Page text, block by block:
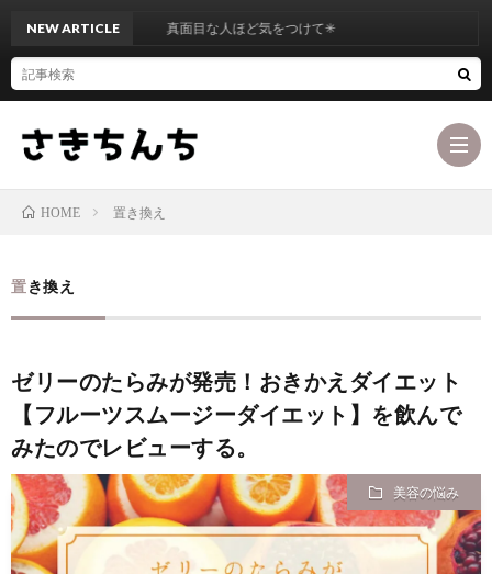
ロ
セ
最
ん
せ
ゴ
イ
プ
NEW ARTICLE 真面目な人ほど気をつけて✳︎
HOME 置き換え
置き換え
ゼリーのたらみが発売！おきかえダイエット
【フルーツスムージーダイエット】を飲んで
みたのでレビューする。
美容の悩み